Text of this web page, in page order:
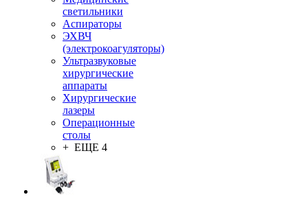
светильники
Аспираторы
ЭХВЧ
(электрокоагуляторы)
Ультразвуковые
хирургические
аппараты
Хирургические
лазеры
Операционные
столы
+ ЕЩЕ 4